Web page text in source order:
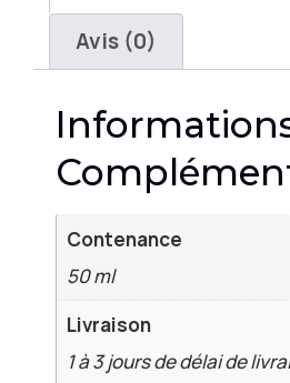
Avis (0)
Contenance
50 ml
Livraison
1 à 3 jours de délai de